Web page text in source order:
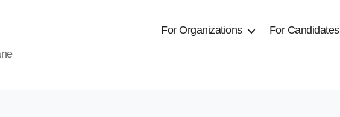
For Organizations For Candidates